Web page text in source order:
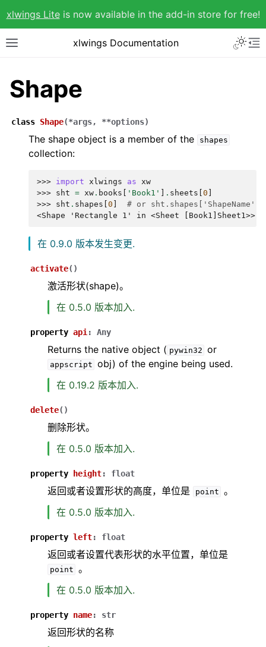
xlwings Liteis now available in the add-in store for free!
xlwings Documentation
Shape
class Shape(*args, **options)
The shape object is a member of the shapes
collection:
>>> import xlwings as xw
>>> sht = xw . books 'Book1' . sheets 0
>>> sht . shapes 0
# or sht.shapes['ShapeName']
<Shape 'Rectangle 1' in <Sheet [Book1]Sheet1>>
在 0.9.0 版本发生变更.
activate( )
激活形状(shape)。
在 0.5.0 版本加入.
property api : Any
Returns the native object ( pywin32 or
appscript obj) of the engine being used.
在 0.19.2 版本加入.
delete( )
删除形状。
在 0.5.0 版本加入.
property height: float
返回或者设置形状的高度，单位是 point 。
在 0.5.0 版本加入.
property left: float
返回或者设置代表形状的水平位置，单位是
point 。
在 0.5.0 版本加入.
property name: str
返回形状的名称